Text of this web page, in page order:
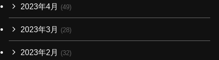
2023年4月 (49)
2023年3月 (28)
2023年2月 (32)